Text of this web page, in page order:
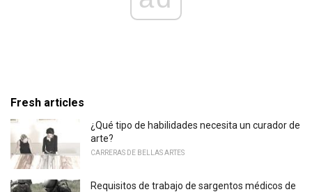
Fresh articles
¿Qué tipo de habilidades necesita un curador de
arte?
CARRERAS DE BELLAS ARTES
Requisitos de trabajo de sargentos médicos de